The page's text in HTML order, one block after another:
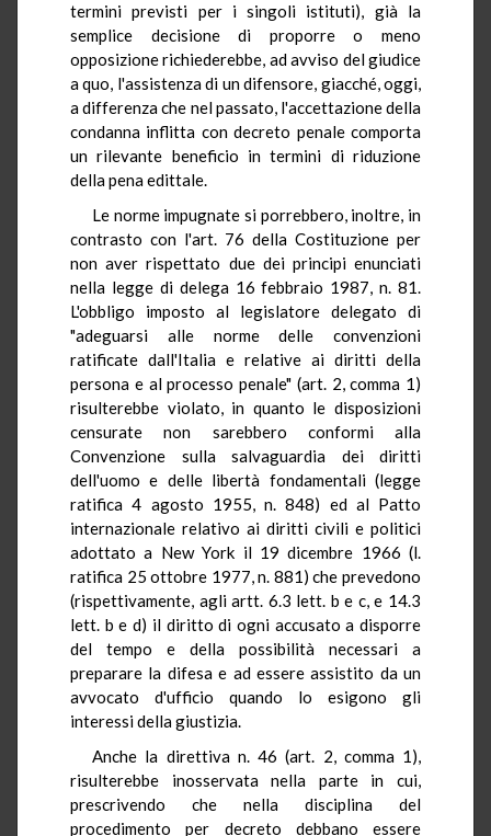
termini previsti per i singoli istituti), già la
semplice decisione di proporre o meno
opposizione richiederebbe, ad avviso del giudice
a quo, l'assistenza di un difensore, giacché, oggi,
a differenza che nel passato, l'accettazione della
condanna inflitta con decreto penale comporta
un rilevante beneficio in termini di riduzione
della pena edittale.
Le norme impugnate si porrebbero, inoltre, in
contrasto con l'art. 76 della Costituzione per
non aver rispettato due dei principi enunciati
nella legge di delega 16 febbraio 1987, n. 81.
L'obbligo imposto al legislatore delegato di
"adeguarsi alle norme delle convenzioni
ratificate dall'Italia e relative ai diritti della
persona e al processo penale" (art. 2, comma 1)
risulterebbe violato, in quanto le disposizioni
censurate non sarebbero conformi alla
Convenzione sulla salvaguardia dei diritti
dell'uomo e delle libertà fondamentali (legge
ratifica 4 agosto 1955, n. 848) ed al Patto
internazionale relativo ai diritti civili e politici
adottato a New York il 19 dicembre 1966 (l.
ratifica 25 ottobre 1977, n. 881) che prevedono
(rispettivamente, agli artt. 6.3 lett. b e c, e 14.3
lett. b e d) il diritto di ogni accusato a disporre
del tempo e della possibilità necessari a
preparare la difesa e ad essere assistito da un
avvocato d'ufficio quando lo esigono gli
interessi della giustizia.
Anche la direttiva n. 46 (art. 2, comma 1),
risulterebbe inosservata nella parte in cui,
prescrivendo che nella disciplina del
procedimento per decreto debbano essere